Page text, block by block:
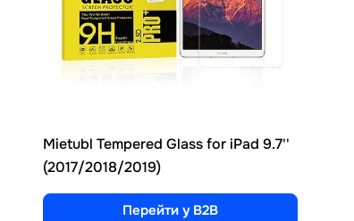
Mietubl Tempered Glass for iPad 9.7''
(2017/2018/2019)
Перейти у B2B